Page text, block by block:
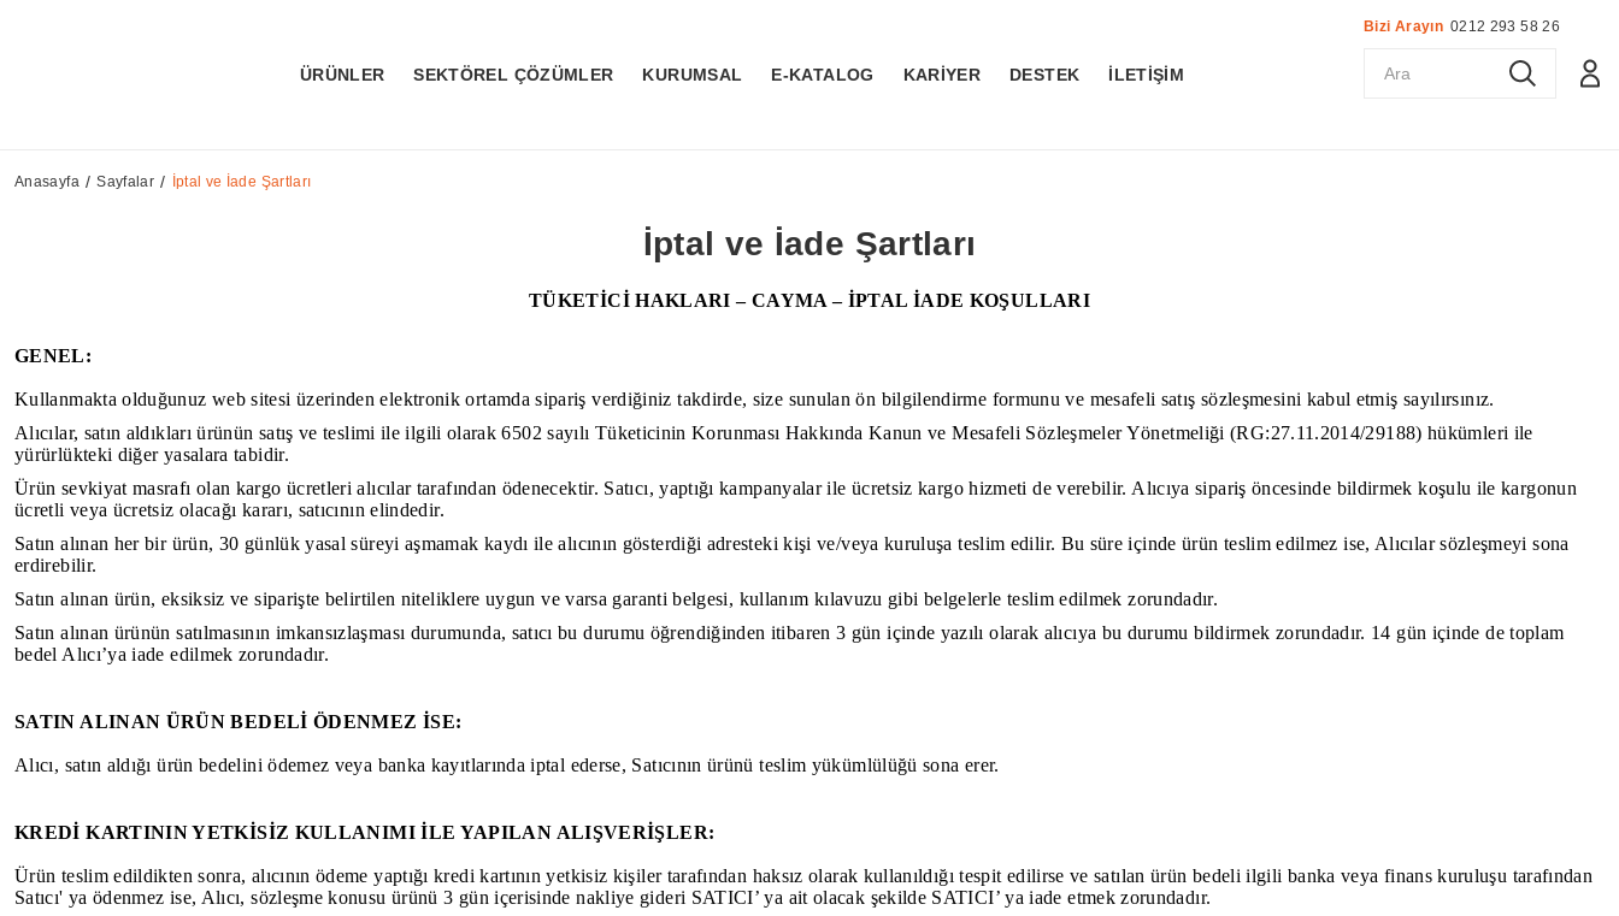
ÜRÜNLER SEKTÖREL ÇÖZÜMLER KURUMSAL E-KATALOG KARİYER DESTEK İLETİŞİM
Bizi Arayın 0212 293 58 26
Anasayfa Sayfalar İptal ve İade Şartları
İptal ve İade Şartları
TÜKETİCİ HAKLARI – CAYMA – İPTAL İADE KOŞULLARI
GENEL:
Kullanmakta olduğunuz web sitesi üzerinden elektronik ortamda sipariş verdiğiniz takdirde, size sunulan ön bilgilendirme formunu ve mesafeli satış sözleşmesini kabul etmiş sayılırsınız.
Alıcılar, satın aldıkları ürünün satış ve teslimi ile ilgili olarak 6502 sayılı Tüketicinin Korunması Hakkında Kanun ve Mesafeli Sözleşmeler Yönetmeliği (RG:27.11.2014/29188) hükümleri ile
yürürlükteki diğer yasalara tabidir.
Ürün sevkiyat masrafı olan kargo ücretleri alıcılar tarafından ödenecektir. Satıcı, yaptığı kampanyalar ile ücretsiz kargo hizmeti de verebilir. Alıcıya sipariş öncesinde bildirmek koşulu ile kargonun
ücretli veya ücretsiz olacağı kararı, satıcının elindedir.
Satın alınan her bir ürün, 30 günlük yasal süreyi aşmamak kaydı ile alıcının gösterdiği adresteki kişi ve/veya kuruluşa teslim edilir. Bu süre içinde ürün teslim edilmez ise, Alıcılar sözleşmeyi sona
erdirebilir.
Satın alınan ürün, eksiksiz ve siparişte belirtilen niteliklere uygun ve varsa garanti belgesi, kullanım kılavuzu gibi belgelerle teslim edilmek zorundadır.
Satın alınan ürünün satılmasının imkansızlaşması durumunda, satıcı bu durumu öğrendiğinden itibaren 3 gün içinde yazılı olarak alıcıya bu durumu bildirmek zorundadır. 14 gün içinde de toplam
bedel Alıcı’ya iade edilmek zorundadır.
SATIN ALINAN ÜRÜN BEDELİ ÖDENMEZ İSE:
Alıcı, satın aldığı ürün bedelini ödemez veya banka kayıtlarında iptal ederse, Satıcının ürünü teslim yükümlülüğü sona erer.
KREDİ KARTININ YETKİSİZ KULLANIMI İLE YAPILAN ALIŞVERİŞLER:
Ürün teslim edildikten sonra, alıcının ödeme yaptığı kredi kartının yetkisiz kişiler tarafından haksız olarak kullanıldığı tespit edilirse ve satılan ürün bedeli ilgili banka veya finans kuruluşu tarafından
Satıcı' ya ödenmez ise, Alıcı, sözleşme konusu ürünü 3 gün içerisinde nakliye gideri SATICI’ ya ait olacak şekilde SATICI’ ya iade etmek zorundadır.